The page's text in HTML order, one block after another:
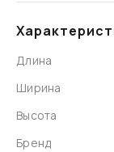
Длина
Ширина
Высота
Бренд